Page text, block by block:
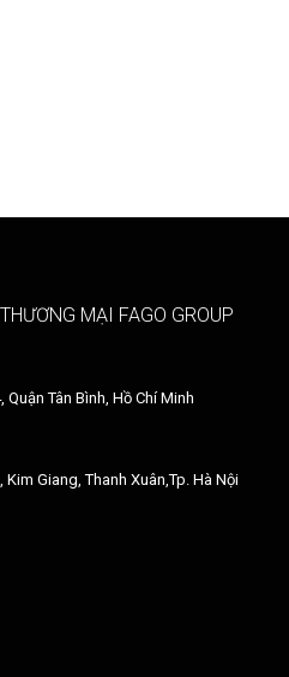
MẠI FAGO GROUP
Tân Bình, Hồ Chí Minh
Giang, Thanh Xuân,Tp. Hà Nội